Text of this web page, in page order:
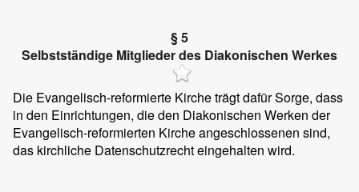
§ 5
Selbstständige Mitglieder des Diakonischen Werkes
Die Evangelisch-reformierte Kirche trägt dafür Sorge, dass
in den Einrichtungen, die den Diakonischen Werken der
Evangelisch-reformierten Kirche angeschlossenen sind,
das kirchliche Datenschutzrecht eingehalten wird.